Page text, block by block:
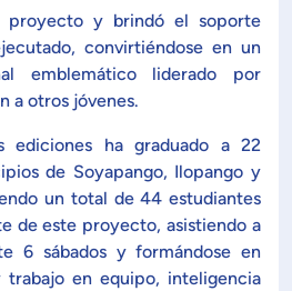
proyecto y brindó el soporte
convirtiéndose en un
emblemático liderado por
a otros jóvenes.
ediciones ha graduado a 22
de Soyapango, Ilopango y
un total de 44 estudiantes
de este proyecto, asistiendo a
6 sábados y formándose en
en equipo, inteligencia